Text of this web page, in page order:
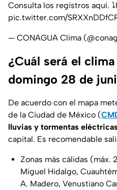
Consulta los registros aquí. ⤵️
pic.twitter.com/
— CONAGUA Clima
¿Cuál será el
domingo 28 de
De acuerdo con el mapa
de la Ciudad de México (
lluvias y tormentas
capital. Es recomendable
Zonas más cálidas (máx.
Miguel Hidalgo,
A. Madero, Venustiano